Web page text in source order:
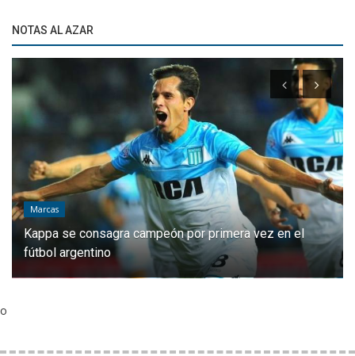
NOTAS AL AZAR
Marcas
Kappa se consagra campeón por primera vez en el
fútbol argentino
o